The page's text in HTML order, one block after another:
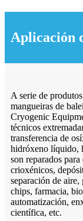
Aplicación
A serie de
mangueiras de
Cryogenic
técnicos
transferencia de
hidróxeno líquido,
son reparados
crioxénicos,
separación de aire,
chips, farmacia,
automatización,
científica, etc.